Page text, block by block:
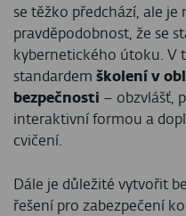
se těžko předchází, ale je
pravděpodobnost, že se
kybernetického útoku. V
standardem školení v
bezpečnosti – obzvlášť,
interaktivní formou a
cvičení.
Dále je důležité vytvořit
řešení pro zabezpečení